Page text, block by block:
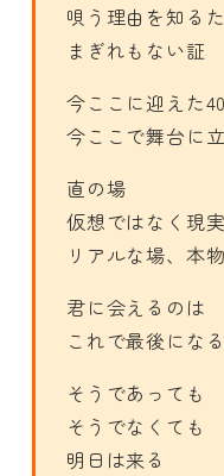
唄う理由を知る
まぎれもない証
今ここに迎えた
今ここで舞台に
直の場
仮想ではなく現
リアルな場、本
君に会えるのは
これで最後にな
そうであっても
そうでなくても
明日は来る